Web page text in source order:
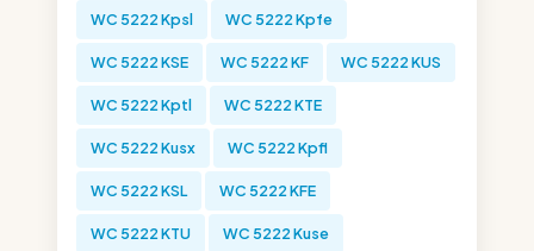
WC 5222 Kpsl WC 5222 Kpfe
WC 5222 KSE WC 5222 KF WC 5222 KUS
WC 5222 Kptl WC 5222 KTE
WC 5222 Kusx WC 5222 Kpfl
WC 5222 KSL WC 5222 KFE
WC 5222 KTU WC 5222 Kuse